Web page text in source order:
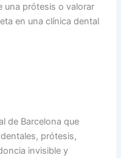
una prótesis o valorar
en una clínica dental
de Barcelona que
prótesis,
invisible y